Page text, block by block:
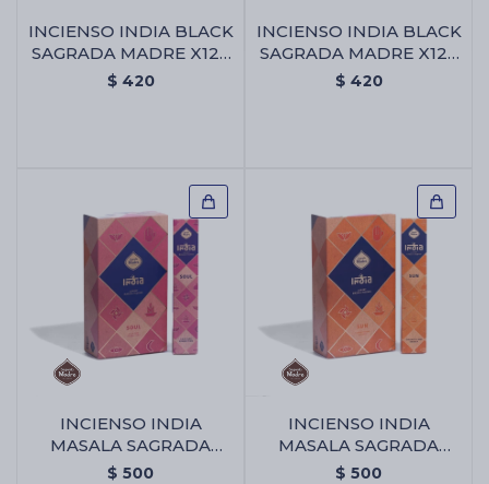
INCIENSO INDIA BLACK
SAGRADA MADRE X12 -
Energia
$ 420
INCIENSO INDIA BLACK
SAGRADA MADRE X12 -
Mistico
$ 420
INCIENSO INDIA
MASALA SAGRADA
MADRE X12 - Alma
$ 500
INCIENSO INDIA
MASALA SAGRADA
MADRE X12 - Sol
$ 500